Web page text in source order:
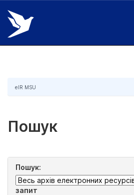
Skip
navigation
eIR MSU
Пошук
Пошук:
запит